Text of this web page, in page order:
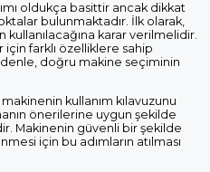
oldukça basittir ancak dikkat
bulunmaktadır. İlk olarak,
karar verilmelidir.
için farklı özelliklere sahip
doğru makine seçiminin
kullanım kılavuzunu
önerilerine uygun şekilde
Makinenin güvenli bir şekilde
için bu adımların atılması